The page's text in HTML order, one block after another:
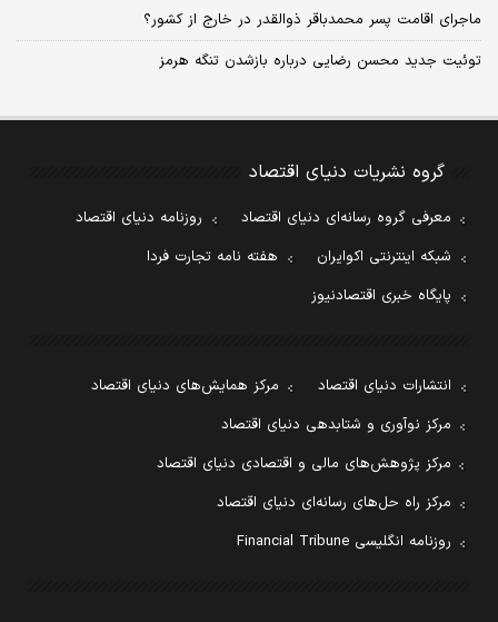
ماجرای اقامت پسر محمدباقر ذوالقدر در خارج از کشور؟
توئیت جدید محسن رضایی درباره بازشدن تنگه هرمز
گروه نشریات دنیای اقتصاد
معرفی گروه رسانه‌ای دنیای اقتصاد
روزنامه دنیای اقتصاد
شبکه اینترنتی اکوایران
هفته نامه تجارت فردا
پایگاه خبری اقتصادنیوز
انتشارات دنیای اقتصاد
مرکز همایش‌های دنیای اقتصاد
مرکز نوآوری و شتابدهی دنیای اقتصاد
مرکز پژوهش‌های مالی و اقتصادی دنیای اقتصاد
مرکز راه حل‌های رسانه‌ای دنیای اقتصاد
روزنامه انگلیسی Financial Tribune